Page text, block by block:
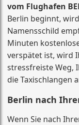
vom Flughafen
Berlin beginnt,
Namensschild
Minuten
verspätet ist, wird
stressfreiste Weg,
die Taxischlangen
Berlin nach
Wenn Sie nach